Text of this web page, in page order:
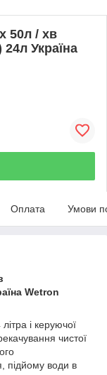
50л / хв
Україна
Оплата Умови
Wetron
і керуючої
чистої
підйому води в